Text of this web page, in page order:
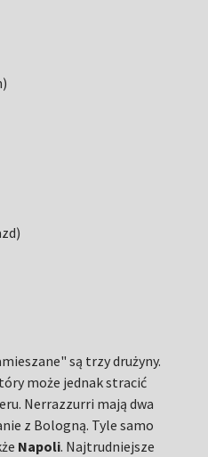
są trzy drużyny.
może jednak stracić
Nerrazzurri mają dwa
z Bologną. Tyle samo
Napoli. Najtrudniejsze